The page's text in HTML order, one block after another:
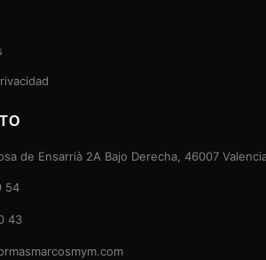
de Ensarrià 2A Bajo Derecha, 46007
54
43